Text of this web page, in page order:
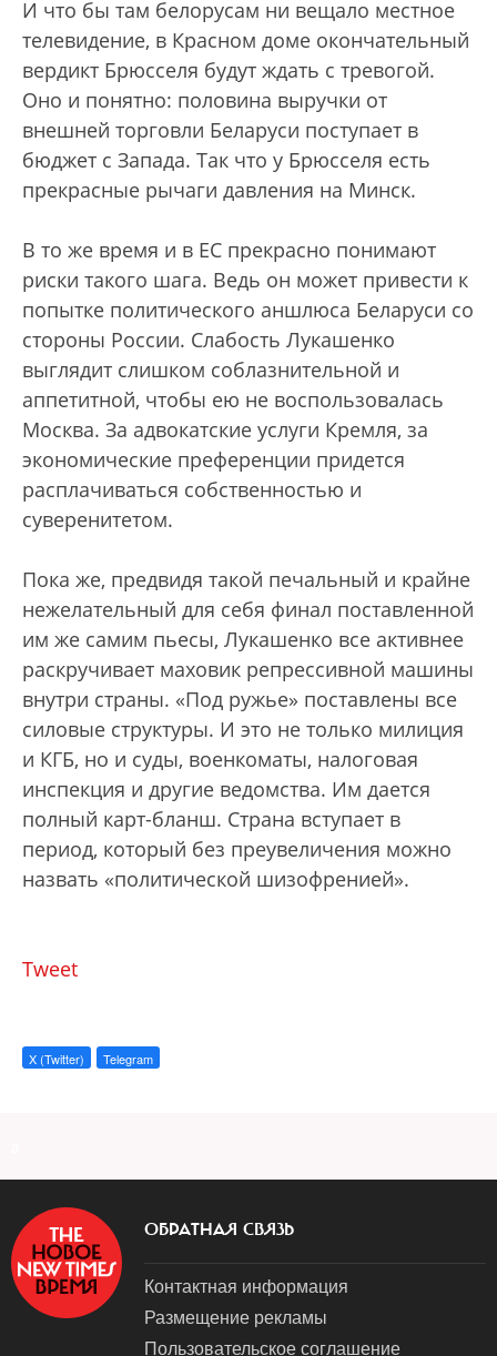
И что бы там белорусам ни вещало местное
телевидение, в Красном доме окончательный
вердикт Брюсселя будут ждать с тревогой.
Оно и понятно: половина выручки от
внешней торговли Беларуси поступает в
бюджет с Запада. Так что у Брюсселя есть
прекрасные рычаги давления на Минск.
В то же время и в ЕС прекрасно понимают
риски такого шага. Ведь он может привести к
попытке политического аншлюса Беларуси со
стороны России. Слабость Лукашенко
выглядит слишком соблазнительной и
аппетитной, чтобы ею не воспользовалась
Москва. За адвокатские услуги Кремля, за
экономические преференции придется
расплачиваться собственностью и
суверенитетом.
Пока же, предвидя такой печальный и крайне
нежелательный для себя финал поставленной
им же самим пьесы, Лукашенко все активнее
раскручивает маховик репрессивной машины
внутри страны. «Под ружье» поставлены все
силовые структуры. И это не только милиция
и КГБ, но и суды, военкоматы, налоговая
инспекция и другие ведомства. Им дается
полный карт-бланш. Страна вступает в
период, который без преувеличения можно
назвать «политической шизофренией».
Tweet
X (Twitter) Telegram
ОБРАТНАЯ СВЯЗЬ
Контактная информация
Размещение рекламы
Пользовательское соглашение